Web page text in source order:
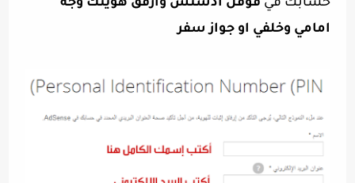
حسابك في قوقل ادسنس وارفق هويتك وجه
امامي وخلفي او جواز سفر